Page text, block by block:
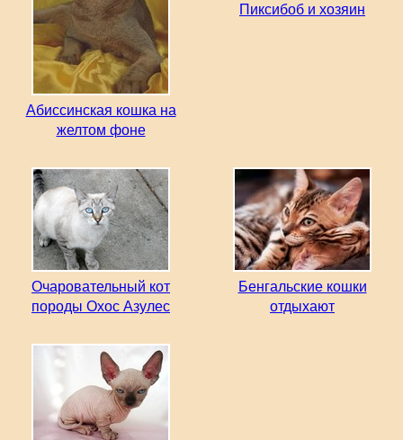
Абиссинская кошка на
желтом фоне
Пиксибоб и хозяин
Очаровательный кот
породы Охос Азулес
Бенгальские кошки
отдыхают